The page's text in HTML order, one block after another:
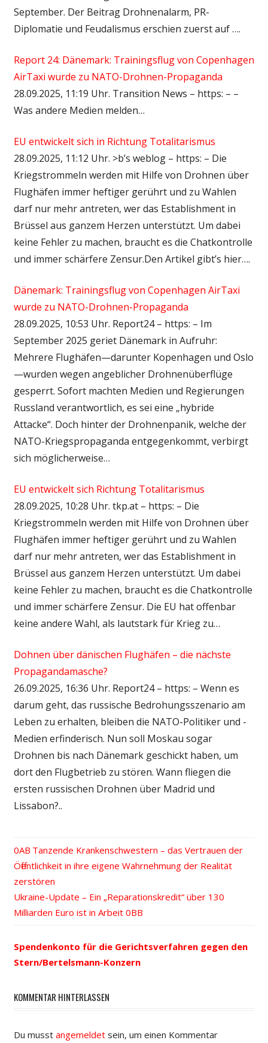
September. Der Beitrag Drohnenalarm, PR-
Diplomatie und Feudalismus erschien zuerst auf ….
Report 24: Dänemark: Trainingsflug von Copenhagen
AirTaxi wurde zu NATO-Drohnen-Propaganda
28.09.2025, 11:19 Uhr. Transition News – https: – –
Was andere Medien melden…
EU entwickelt sich in Richtung Totalitarismus
28.09.2025, 11:12 Uhr. >b’s weblog – https: – Die
Kriegstrommeln werden mit Hilfe von Drohnen über
Flughäfen immer heftiger gerührt und zu Wahlen
darf nur mehr antreten, wer das Establishment in
Brüssel aus ganzem Herzen unterstützt. Um dabei
keine Fehler zu machen, braucht es die Chatkontrolle
und immer schärfere Zensur.Den Artikel gibt’s hier….
Dänemark: Trainingsflug von Copenhagen AirTaxi
wurde zu NATO-Drohnen-Propaganda
28.09.2025, 10:53 Uhr. Report24 – https: – Im
September 2025 geriet Dänemark in Aufruhr:
Mehrere Flughäfen—darunter Kopenhagen und Oslo
—wurden wegen angeblicher Drohnenüberflüge
gesperrt. Sofort machten Medien und Regierungen
Russland verantwortlich, es sei eine „hybride
Attacke“. Doch hinter der Drohnenpanik, welche der
NATO-Kriegspropaganda entgegenkommt, verbirgt
sich möglicherweise…
EU entwickelt sich Richtung Totalitarismus
28.09.2025, 10:28 Uhr. tkp.at – https: – Die
Kriegstrommeln werden mit Hilfe von Drohnen über
Flughäfen immer heftiger gerührt und zu Wahlen
darf nur mehr antreten, wer das Establishment in
Brüssel aus ganzem Herzen unterstützt. Um dabei
keine Fehler zu machen, braucht es die Chatkontrolle
und immer schärfere Zensur. Die EU hat offenbar
keine andere Wahl, als lautstark für Krieg zu…
Dohnen über dänischen Flughäfen – die nächste
Propagandamasche?
26.09.2025, 16:36 Uhr. Report24 – https: – Wenn es
darum geht, das russische Bedrohungsszenario am
Leben zu erhalten, bleiben die NATO-Politiker und -
Medien erfinderisch. Nun soll Moskau sogar
Drohnen bis nach Dänemark geschickt haben, um
dort den Flugbetrieb zu stören. Wann fliegen die
ersten russischen Drohnen über Madrid und
Lissabon?..
Beitrags-
Navigation
Vorheriger
Beitrag:
Tanzende Krankenschwestern – das Vertrauen der
Öffentlichkeit in ihre eigene Wahrnehmung der Realität
zerstören
Nächster
Beitrag:
Ukraine-Update – Ein „Reparationskredit“ über 130
Milliarden Euro ist in Arbeit
Spendenkonto für die Gerichtsverfahren gegen den
Stern/Bertelsmann-Konzern
KOMMENTAR HINTERLASSEN
Du musst angemeldetsein, um einen Kommentar